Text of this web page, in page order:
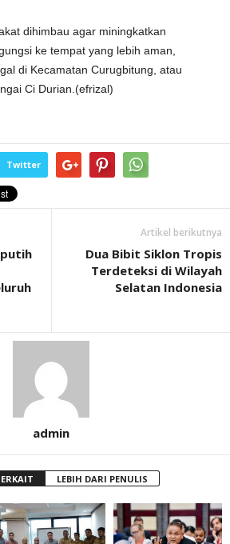
dihimbau agar miningkatkan
ke tempat yang lebih aman,
di Kecamatan Curugbitung, atau
Ci Durian.(efrizal)
Twitter
Artikel berikutnya
Dua Bibit Siklon Tropis
Terdeteksi di Wilayah
Selatan Indonesia
admin
LEBIH DARI PENULIS